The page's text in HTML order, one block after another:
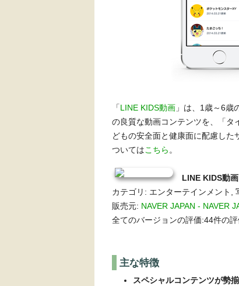
「LINE KIDS動画 」は、1歳～6歳
の良質な動画コンテンツを、「タ
どもの安全面と健康面に配慮し
ついてはこちら 。
LINE KIDS動
カテゴリ: エンターテインメント,
販売元: NAVER JAPAN - NAVER
全てのバージョンの評価:44件の評
主な特徴
スペシャルコンテンツが勢揃